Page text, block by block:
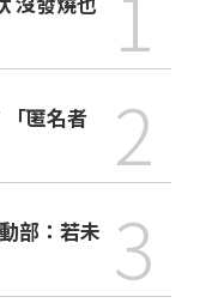
匿名者
2
部：若未 3